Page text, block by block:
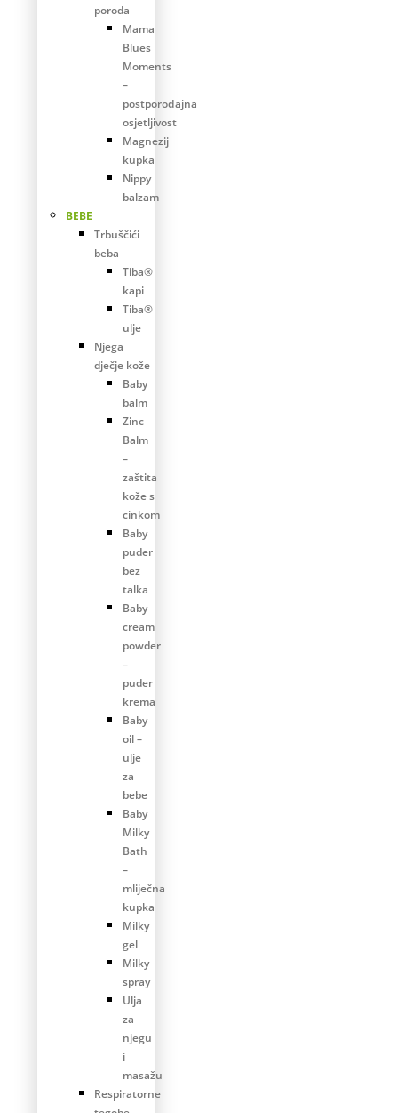
poroda
Mama
Blues
Moments
–
postporođajna
osjetljivost
Magnezij
kupka
Nippy
balzam
BEBE
Trbuščići
beba
Tiba®
kapi
Tiba®
ulje
Njega
dječje kože
Baby
balm
Zinc
Balm
–
zaštita
kože s
cinkom
Baby
puder
bez
talka
Baby
cream
powder
–
puder
krema
Baby
oil –
ulje
za
bebe
Baby
Milky
Bath
–
mliječna
kupka
Milky
gel
Milky
spray
Ulja
za
njegu
i
masažu
Respiratorne